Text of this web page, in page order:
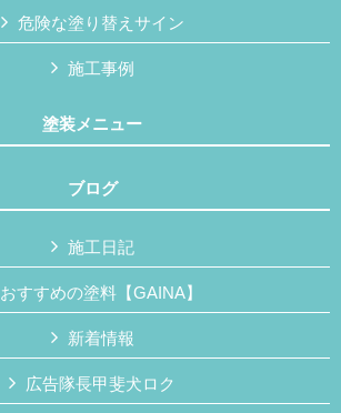
危険な塗り替えサイン
施工事例
塗装メニュー
ブログ
施工日記
おすすめの塗料【GAINA】
新着情報
広告隊長甲斐犬ロク